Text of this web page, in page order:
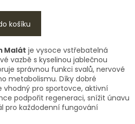
košíku
Malát je vysoce vstřebatelná
vazbě s kyselinou jablečnou
správnou funkci svalů, nervové
metabolismu. Díky dobré
vhodný pro sportovce, aktivní
podpořit regeneraci, snížit únavu
pro každodenní fungování